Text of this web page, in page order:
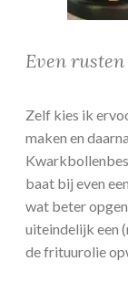
Even rusten
Zelf kies ik
maken en
baat bij even
wat beter
uiteindelijk een
de frituurolie